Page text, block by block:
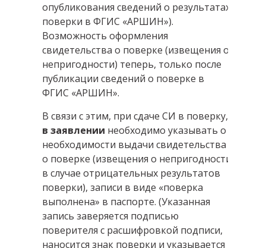
опубликования сведений о результатах
поверки в ФГИС «АРШИН»).
Возможность оформления
свидетельства о поверке (извещения о
непригодности) теперь, только после
публикации сведений о поверке в
ФГИС «АРШИН».
В связи с этим, при сдаче СИ в поверку,
в заявлении необходимо указывать о
необходимости выдачи свидетельства
о поверке (извещения о непригодности
в случае отрицательных результатов
поверки), записи в виде «поверка
выполнена» в паспорте. (Указанная
запись заверяется подписью
поверителя с расшифровкой подписи,
наносится знак поверки и указывается